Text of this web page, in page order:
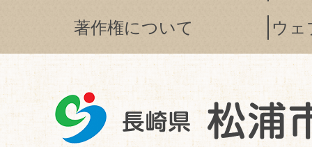
著作権について
ウ